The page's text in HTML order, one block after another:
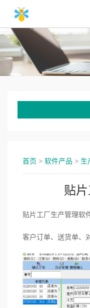
首页 > 软件产品 > 生
贴
贴片工厂生产管理软
客户订单、送货单、